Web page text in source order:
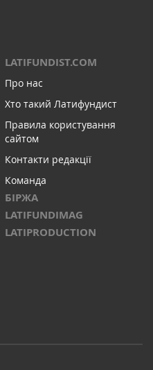
LATIFUNDIST.COM
Про нас
Хто такий Латифундист
Правила користування
сайтом
Контакти редакції
Команда
БІРЖА
LATIFUNDIMAG
LATIPRODUCTION